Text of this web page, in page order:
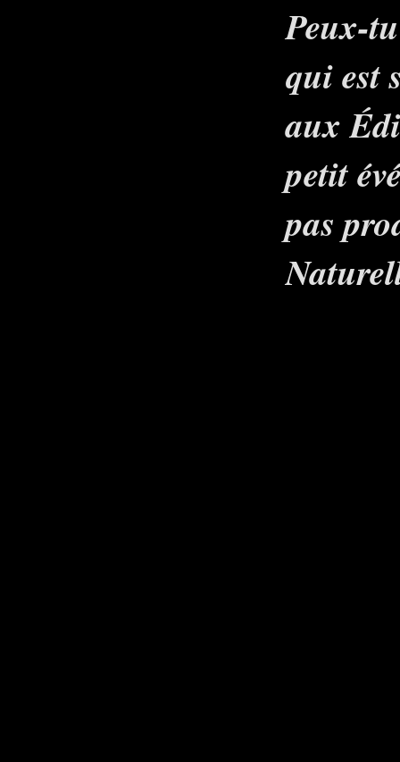
Peux-
qui est
aux
petit
pas